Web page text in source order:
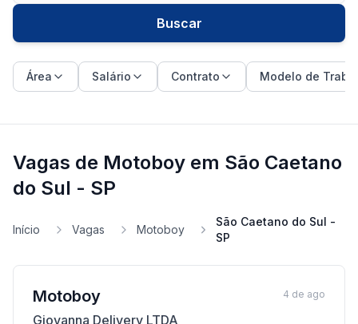
Buscar
Área Salário Contrato Modelo de
Vagas de Motoboy em São Caetano
do Sul - SP
Início Vagas Motoboy
São Caetano do Sul -
SP
Motoboy
Giovanna Delivery LTDA
4 de ago